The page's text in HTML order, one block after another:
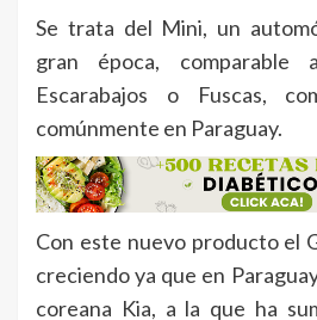
Se trata del Mini, un
gran época, comparable
Escarabajos o Fuscas,
comúnmente en Paraguay.
Con este nuevo producto el
creciendo ya que en
coreana Kia, a la que ha